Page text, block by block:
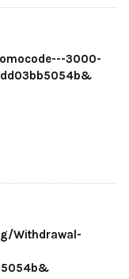
3000-
Withdrawal-